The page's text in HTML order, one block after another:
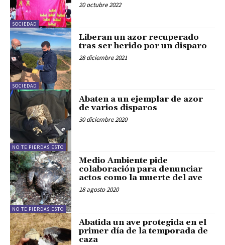
SOCIEDAD
20 octubre 2022
SOCIEDAD
Liberan un azor recuperado
tras ser herido por un disparo
28 diciembre 2021
NO TE PIERDAS ESTO
Abaten a un ejemplar de azor
de varios disparos
30 diciembre 2020
NO TE PIERDAS ESTO
Medio Ambiente pide
colaboración para denunciar
actos como la muerte del ave
18 agosto 2020
Abatida un ave protegida en el
primer día de la temporada de
caza